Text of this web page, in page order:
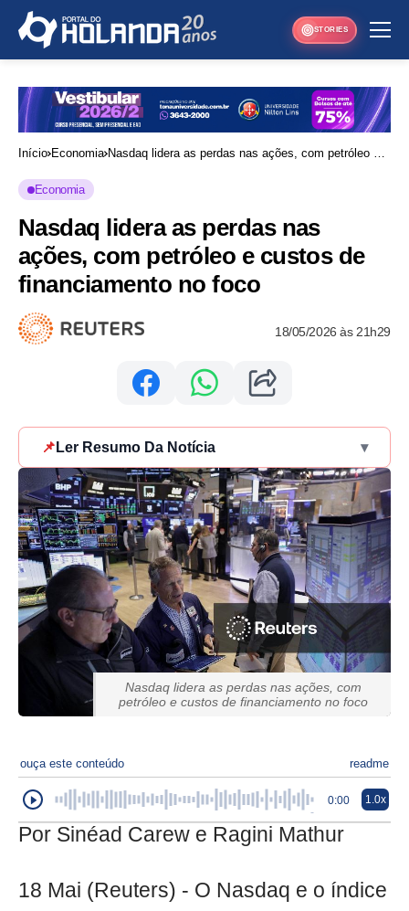
STORIES
Início Economia Nasdaq lidera as perdas nas ações, com petróleo e
Economia
Nasdaq lidera as perdas nas
ações, com petróleo e custos de
financiamento no foco
18/05/2026 às 21h29
📌 Ler Resumo Da Notícia ▾
Nasdaq lidera as perdas nas ações, com
petróleo e custos de financiamento no foco
ouça este conteúdo readme
0:00 1.0x
Por Sinéad Carew e Ragini Mathur
18 Mai (Reuters) - O Nasdaq e o índice